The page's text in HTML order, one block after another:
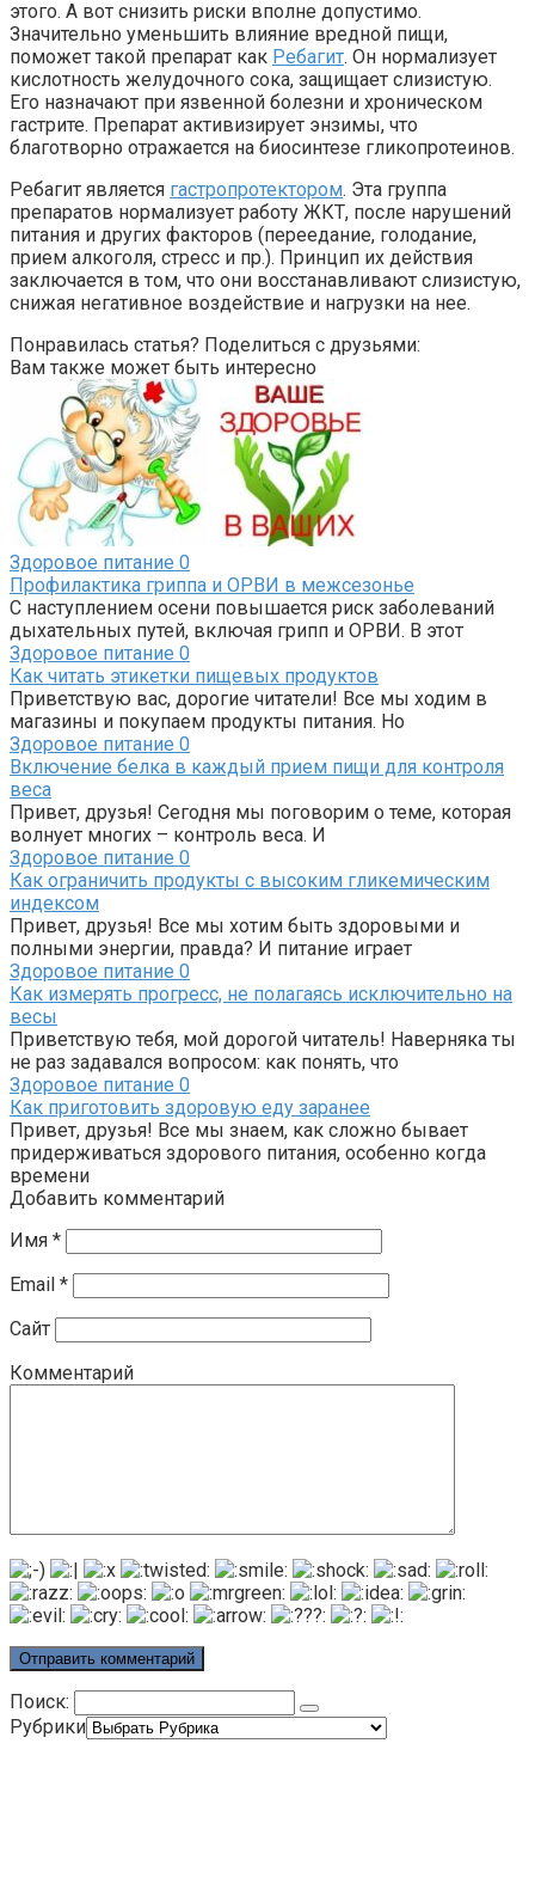
этого. А вот снизить риски вполне допустимо.
Значительно уменьшить влияние вредной пищи,
поможет такой препарат как Ребагит. Он нормализует
кислотность желудочного сока, защищает слизистую.
Его назначают при язвенной болезни и хроническом
гастрите. Препарат активизирует энзимы, что
благотворно отражается на биосинтезе гликопротеинов.
Ребагит является гастропротектором. Эта группа
препаратов нормализует работу ЖКТ, после нарушений
питания и других факторов (переедание, голодание,
прием алкоголя, стресс и пр.). Принцип их действия
заключается в том, что они восстанавливают слизистую,
снижая негативное воздействие и нагрузки на нее.
Понравилась статья? Поделиться с друзьями:
Вам также может быть интересно
Здоровое питание 0
Профилактика гриппа и ОРВИ в межсезонье
С наступлением осени повышается риск заболеваний
дыхательных путей, включая грипп и ОРВИ. В этот
Здоровое питание 0
Как читать этикетки пищевых продуктов
Приветствую вас, дорогие читатели! Все мы ходим в
магазины и покупаем продукты питания. Но
Здоровое питание 0
Включение белка в каждый прием пищи для контроля
веса
Привет, друзья! Сегодня мы поговорим о теме, которая
волнует многих – контроль веса. И
Здоровое питание 0
Как ограничить продукты с высоким гликемическим
индексом
Привет, друзья! Все мы хотим быть здоровыми и
полными энергии, правда? И питание играет
Здоровое питание 0
Как измерять прогресс, не полагаясь исключительно на
весы
Приветствую тебя, мой дорогой читатель! Наверняка ты
не раз задавался вопросом: как понять, что
Здоровое питание 0
Как приготовить здоровую еду заранее
Привет, друзья! Все мы знаем, как сложно бывает
придерживаться здорового питания, особенно когда
времени
Добавить комментарий
Имя *
Email *
Сайт
Комментарий
Поиск:
Рубрики